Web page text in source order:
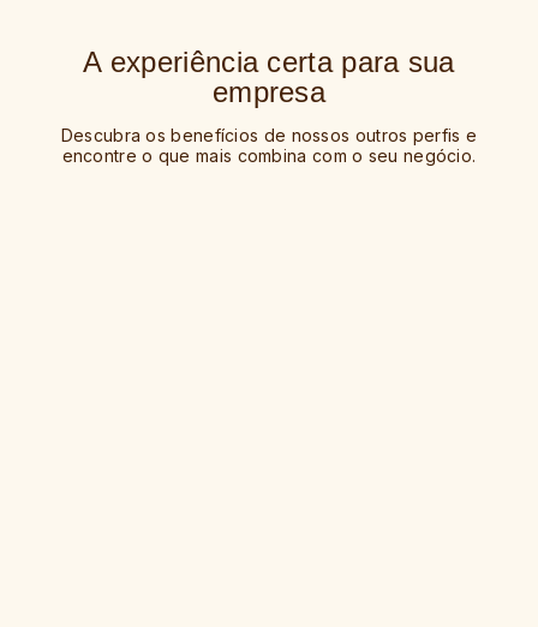
A experiência certa para sua
empresa
Descubra os benefícios de nossos outros perfis e
encontre o que mais combina com o seu negócio.